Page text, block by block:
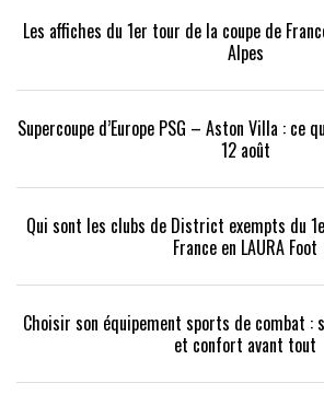
Les affiches du 1er tour de la coupe de
Alpes
Supercoupe d’Europe PSG – Aston Villa : ce
12 août
Qui sont les clubs de District exempts du
France en LAURA Foot
Choisir son équipement sports de combat :
et confort avant tout